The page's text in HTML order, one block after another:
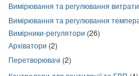
Вимірювання та регулювання витрати
Вимірювання та регулювання
Вимірники-регулятори (26)
Архіватори (2)
Перетворювачі (2)